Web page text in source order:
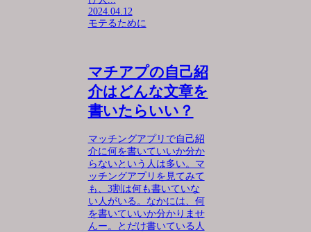
2024.04.12
モテるために
マチアプの自己紹
介はどんな文章を
書いたらいい？
マッチングアプリで自己紹
介に何を書いていいか分か
らないという人は多い。マ
ッチングアプリを見てみて
も、3割は何も書いていな
い人がいる。なかには、何
を書いていいか分かりませ
んー。とだけ書いている人